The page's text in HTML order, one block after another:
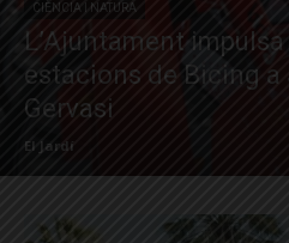
CIÈNCIA I NATURA
L’Ajuntament
estacions de Bicing a
Gervasi
El Jardí